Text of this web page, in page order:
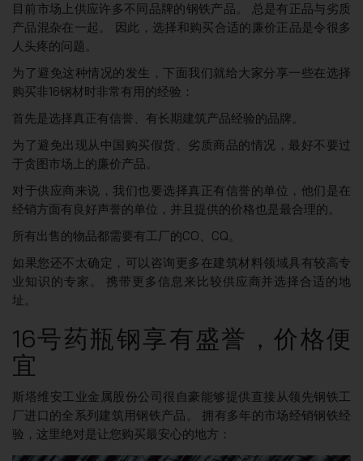
目前市场上供应许多不同品牌的钢铁产品。 总是有正品与劣质
产品混杂在一起。 因此，选择和购买合适的廉价正品是令很多
人头疼的问题。
为了避免这种情况的发生，下面我们就给大家分享一些在选择
购买非16钢材时非常有用的经验：
首先是选择真正有信誉、有长期建筑产品经验的品牌。
为了避免出现从中国购买假货、劣质商品的情况，最好不要过
于贪图市场上的廉价产品。
对于供应商来说，我们也要选择真正有信誉的单位，他们是在
经销方面有良好声誉的单位，并且提供的价格也是最合理的。
所有出售的物品都需要有工厂的CO、CQ。
如果您还不太确定，可以咨询更多在建筑材料领域具有较高专
业知识的专家。 携带更多信息来比较供应商并选择合适的地
址。
16号药瓶钢享有盛誉，价格便
宜
斯塔维安工业金属股份公司很自豪能够提供直接从领先钢铁工
厂进口的全系列建筑用钢铁产品。 拥有多年的市场经销钢铁经
验，这里绝对是让您购买最安心的地方：